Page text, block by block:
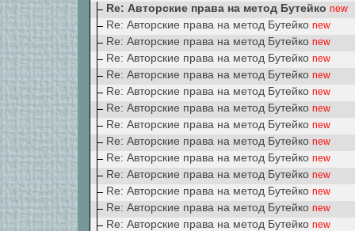
Re: Авторские права на метод Бутейко new
Re: Авторские права на метод Бутейко new
Re: Авторские права на метод Бутейко new
Re: Авторские права на метод Бутейко new
Re: Авторские права на метод Бутейко new
Re: Авторские права на метод Бутейко new
Re: Авторские права на метод Бутейко new
Re: Авторские права на метод Бутейко new
Re: Авторские права на метод Бутейко new
Re: Авторские права на метод Бутейко new
Re: Авторские права на метод Бутейко new
Re: Авторские права на метод Бутейко new
Re: Авторские права на метод Бутейко new
Re: Авторские права на метод Бутейко new